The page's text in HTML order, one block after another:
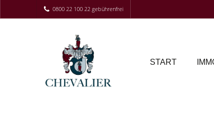
0800 22 100 22 gebührenfrei
START